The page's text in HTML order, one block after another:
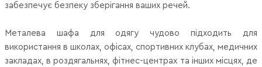
забезпечує безпеку зберігання ваших речей.
Металева шафа для одягу чудово підходить для
використання в школах, офісах, спортивних клубах, медичних
закладах, в роздягальнях, фітнес-центрах та інших місцях, де